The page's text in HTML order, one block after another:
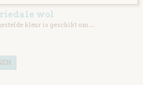
wol
kleur is geschikt om…